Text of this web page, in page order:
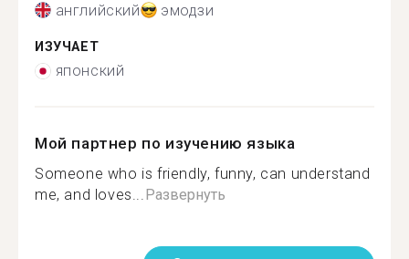
английский эмодзи
ИЗУЧАЕТ
японский
Мой партнер по изучению языка
Someone who is friendly, funny, can understand
me, and loves...Развернуть